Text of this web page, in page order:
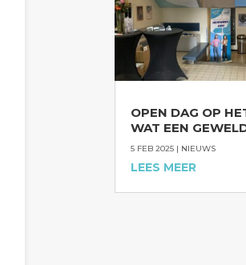
OPEN DAG OP
WAT EEN
5 FEB 2025| NIEUWS
LEES MEER